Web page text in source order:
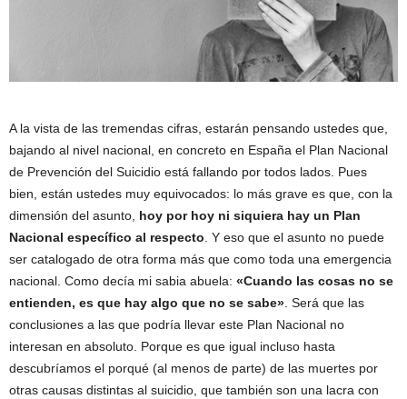
A la vista de las tremendas cifras, estarán pensando ustedes que,
bajando al nivel nacional, en concreto en España el Plan Nacional
de Prevención del Suicidio está fallando por todos lados. Pues
bien, están ustedes muy equivocados: lo más grave es que, con la
dimensión del asunto, hoy por hoy ni siquiera hay un Plan
Nacional específico al respecto. Y eso que el asunto no puede
ser catalogado de otra forma más que como toda una emergencia
nacional. Como decía mi sabia abuela: «Cuando las cosas no se
entienden, es que hay algo que no se sabe». Será que las
conclusiones a las que podría llevar este Plan Nacional no
interesan en absoluto. Porque es que igual incluso hasta
descubríamos el porqué (al menos de parte) de las muertes por
otras causas distintas al suicidio, que también son una lacra con